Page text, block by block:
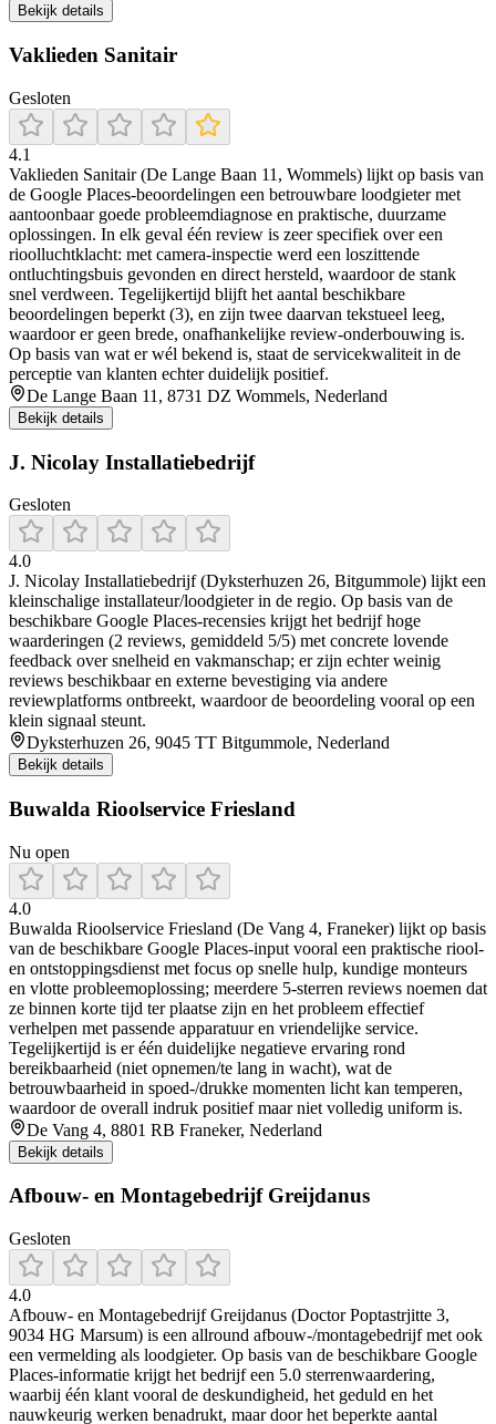
Bekijk details
Vaklieden Sanitair
Gesloten
4.1
Vaklieden Sanitair (De Lange Baan 11, Wommels) lijkt op basis van
de Google Places-beoordelingen een betrouwbare loodgieter met
aantoonbaar goede probleemdiagnose en praktische, duurzame
oplossingen. In elk geval één review is zeer specifiek over een
rioolluchtklacht: met camera-inspectie werd een loszittende
ontluchtingsbuis gevonden en direct hersteld, waardoor de stank
snel verdween. Tegelijkertijd blijft het aantal beschikbare
beoordelingen beperkt (3), en zijn twee daarvan tekstueel leeg,
waardoor er geen brede, onafhankelijke review-onderbouwing is.
Op basis van wat er wél bekend is, staat de servicekwaliteit in de
perceptie van klanten echter duidelijk positief.
De Lange Baan 11, 8731 DZ Wommels, Nederland
Bekijk details
J. Nicolay Installatiebedrijf
Gesloten
4.0
J. Nicolay Installatiebedrijf (Dyksterhuzen 26, Bitgummole) lijkt een
kleinschalige installateur/loodgieter in de regio. Op basis van de
beschikbare Google Places-recensies krijgt het bedrijf hoge
waarderingen (2 reviews, gemiddeld 5/5) met concrete lovende
feedback over snelheid en vakmanschap; er zijn echter weinig
reviews beschikbaar en externe bevestiging via andere
reviewplatforms ontbreekt, waardoor de beoordeling vooral op een
klein signaal steunt.
Dyksterhuzen 26, 9045 TT Bitgummole, Nederland
Bekijk details
Buwalda Rioolservice Friesland
Nu open
4.0
Buwalda Rioolservice Friesland (De Vang 4, Franeker) lijkt op basis
van de beschikbare Google Places-input vooral een praktische riool-
en ontstoppingsdienst met focus op snelle hulp, kundige monteurs
en vlotte probleemoplossing; meerdere 5-sterren reviews noemen dat
ze binnen korte tijd ter plaatse zijn en het probleem effectief
verhelpen met passende apparatuur en vriendelijke service.
Tegelijkertijd is er één duidelijke negatieve ervaring rond
bereikbaarheid (niet opnemen/te lang in wacht), wat de
betrouwbaarheid in spoed-/drukke momenten licht kan temperen,
waardoor de overall indruk positief maar niet volledig uniform is.
De Vang 4, 8801 RB Franeker, Nederland
Bekijk details
Afbouw- en Montagebedrijf Greijdanus
Gesloten
4.0
Afbouw- en Montagebedrijf Greijdanus (Doctor Poptastrjitte 3,
9034 HG Marsum) is een allround afbouw-/montagebedrijf met ook
een vermelding als loodgieter. Op basis van de beschikbare Google
Places-informatie krijgt het bedrijf een 5.0 sterrenwaardering,
waarbij één klant vooral de deskundigheid, het geduld en het
nauwkeurig werken benadrukt, maar door het beperkte aantal